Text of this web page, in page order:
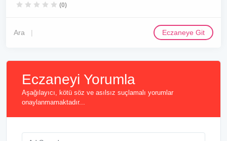
(0)
Ara Eczaneye Git
Eczaneyi Yorumla
Aşağılayıcı, kötü söz ve asılsız suçlamalı yorumlar
onaylanmamaktadır...